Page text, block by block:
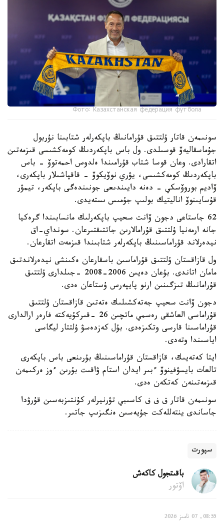
Фото: Казахстанская федерация футбола
سونىمەن قاتار ۇلتتىق قۇرامانىڭ باپكەرلەر شتابىنا نۇربول
جۇماسقاليەۆ قوسىلدى. ول باس باپكەردىڭ كومەكشىسى قىزمەتىن
اتقارادى. وعان قوسا شتاب قۇرامىندا ەلدوس احمەتوۆ - باس
باپكەردىڭ كومەكشىسى، يۋري نوۆيكوۆ - قاقپاشىلار باپكەرى،
ۆاديم بوروۆسكي - دەنە دايىندىعى جونىندەگى باپكەر، تيمۋر
قۇسايىنوۆ اناليتيك بولىپ جۇمىس ىستەيدى.
62 جاستاعى دجون ۆانت سحيپ باپكەرلىك مانسابىندا گرەكيا
جانە ارمەنيا ۇلتتىق قۇرامالارىن جاتتىقتىرعان. سونداي-اق
نيدەرلاند قۇراماسىنىڭ باپكەرلەر شتابىندا قىزمەت اتقارعان.
ول قازاقستان ۇلتتىق قۇراماسىن باسقارعان ەكىنشى نيدەرلاندتىق
مامان اتاندى. بۇعان دەيىن 2006-2008 -جىلدارى ۇلتتىق
قۇرامانىڭ تىزگىنىن ارنو پايپەرس ۇستاعان ەدى.
دجون ۆانت سحيپ جەتەكشىلىك ەتەتىن قازاقستان ۇلتتىق
قۇراماسى العاشقى رەسمي ماتچىن 26 -قىركۇيەكتە فارەر ارالدارى
قۇراماسىنا قارسى وتكىزەدى. بۇل كەزدەسۋ ۇلتتار ليگاسى
اياسىندا وتەدى.
ايتا كەتەيىك، قازاقستان قۇراماسىنىڭ بۇرىنعى باس باپكەرى
تالعات بايسۋفينوۆ ءبىر ايدان استام ۋاقىت بۇرىن ءوز ەركىمەن
قىزمەتىنەن كەتكەن ەدى.
سونىمەن قاتار ق ف ف كاسىبي تۋرنيرلەر كۇنتىزبەسىن قۇرۋدا
جاساندى ينتەللەكت جۇيەسىن ەنگىزىپ جاتىر.
سپورت
باقىتجول كاكەش
اۆتور
08:55, 07 تامىز 2026